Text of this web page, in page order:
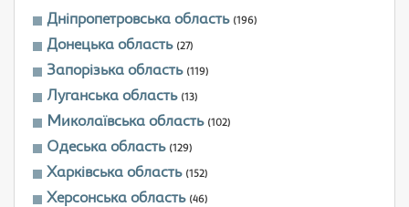
Дніпропетровська область (196)
Донецька область (27)
Запорізька область (119)
Луганська область (13)
Миколаївська область (102)
Одеська область (129)
Харківська область (152)
Херсонська область (46)